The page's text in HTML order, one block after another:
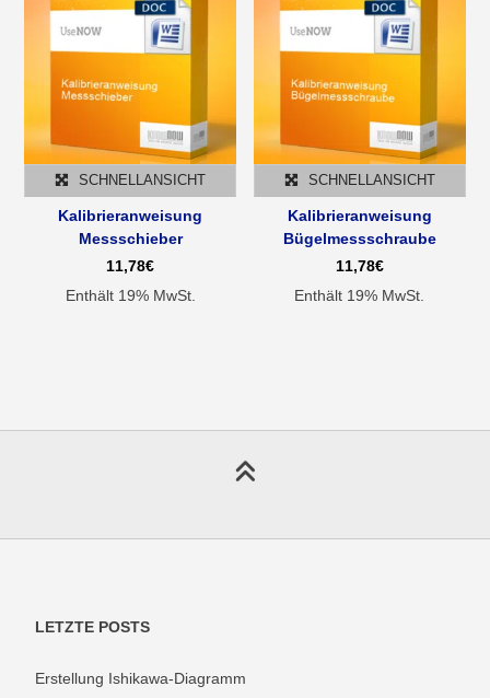
SCHNELLANSICHT
Kalibrieranweisung
Messschieber
11,78€
Enthält 19% MwSt.
SCHNELLANSICHT
Kalibrieranweisung
Bügelmessschraube
11,78€
Enthält 19% MwSt.
LETZTE POSTS
Erstellung Ishikawa-Diagramm